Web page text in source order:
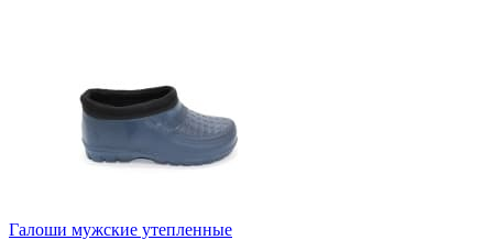
Галоши мужские утепленные